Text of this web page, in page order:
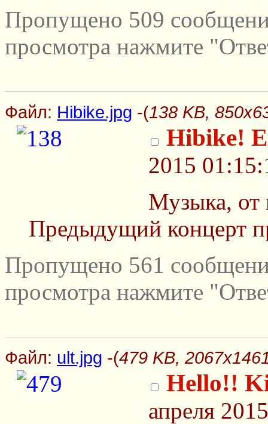
Пропущено 509
просмотра нажмите
Файл: Hibike.jpg -(138 KB,
Hibike!
2015
Музыка, от
Предыдущий концерт
Пропущено 561
просмотра нажмите
Файл: ult.jpg -(479 KB,
Hello!!
апреля